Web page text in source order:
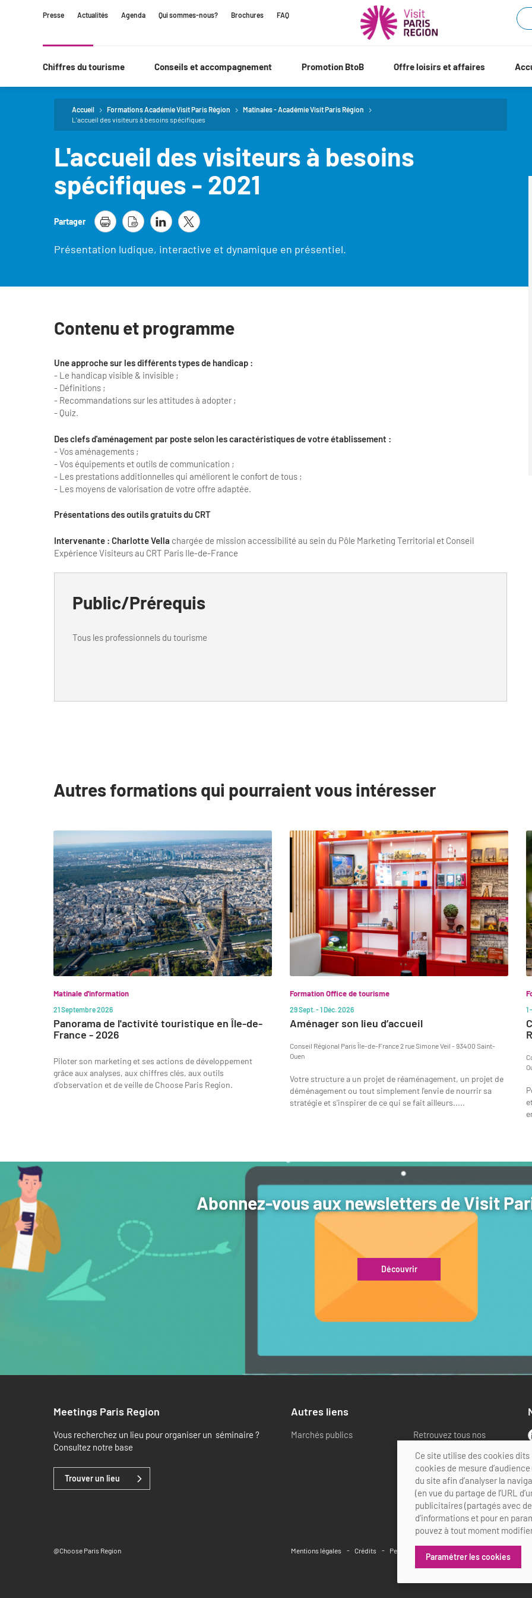
Navigation
RecherchePresse Actualités Agenda Qui sommes-nous? Brochures FAQ
Chiffres du tourisme Conseils et accompagnement Promotion BtoB Offre loisirs et affaires
Accueil Formations Académie Visit Paris Région
Matinales - Académie Visit Paris Région
L'accueil des visiteurs à besoins spécifiques
L'accueil des visiteurs à besoins
spécifiques - 2021
Partager
Présentation ludique, interactive et dynamique en présentiel.
Contenu et programme
Une approche sur les différents types de handicap :
- Le handicap visible & invisible ;
- Définitions ;
- Recommandations sur les attitudes à adopter ;
- Quiz.
Des clefs d'aménagement par poste selon les caractéristiques de votre établissement :
- Vos aménagements ;
- Vos équipements et outils de communication ;
- Les prestations additionnelles qui améliorent le confort de tous ;
- Les moyens de valorisation de votre offre adaptée.
Présentations des outils gratuits du CRT
Intervenante : Charlotte Vella chargée de mission accessibilité au sein du Pôle Marketing Territorial et Conseil
Expérience Visiteurs au CRT Paris Ile-de-France
Public/Prérequis
Tous les professionnels du tourisme
Autres formations qui pourraient vous intéresser
1
to
3
of
15
Matinale d'information
21 Septembre 2026
Panorama de l'activité touristique en Île-de-
France - 2026
Piloter son marketing et ses actions de développement
grâce aux analyses, aux chiffres clés, aux outils
d'observation et de veille de Choose Paris Region.
Formation Office de tourisme
29 Sept. - 1 Déc. 2026
Aménager son lieu d’accueil
Conseil Régional Paris Île-de-France 2 rue Simone Veil - 93400 Saint-
Ouen
Votre structure a un projet de réaménagement, un projet de
déménagement ou tout simplement l'envie de nourrir sa
stratégie et s'inspirer de ce qui se fait ailleurs.....
1
Abonnez-vous aux newsletters de Visit
Découvrir
Meetings Paris Region
Vous recherchez un lieu pour organiser un séminaire ?
Consultez notre base
Trouver un lieu
Autres liens
Marchés publics
Retrouvez tous nos
@Choose Paris Region Mentions légales Crédits Personnalisation des cookies
Ce site utilise des cookies
cookies de mesure
du site afin d’analyser la
(en vue du partage de l’URL
publicitaires (partagés avec
d’informations et pour en
pouvez à tout moment
Paramétrer les cookies